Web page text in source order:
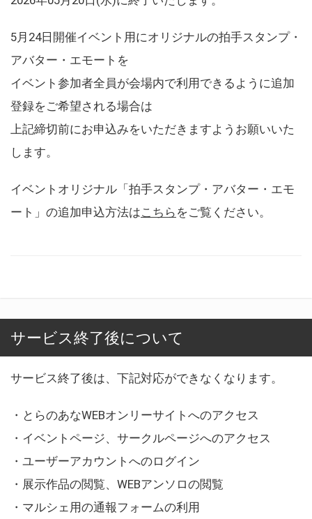
5月24日開催イベント用にオリジナルの拍手スタンプ・
アバター・エモートを
イベント参加者全員が会場内で利用できるように追加
登録をご希望される場合は
上記締切前にお申込みをいただきますようお願いいた
します。
イベントオリジナル「拍手スタンプ・アバター・エモ
ート」の追加申込方法はこちら をご覧ください。
サービス終了後について
サービス終了後は、下記対応ができなくなります。
・とらのあなWEBオンリーサイトへのアクセス
・イベントページ、サークルページへのアクセス
・ユーザーアカウントへのログイン
・展示作品の閲覧、WEBアンソロの閲覧
・マルシェ用の通報フォームの利用